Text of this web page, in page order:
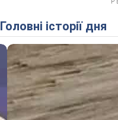
Головні історії дня